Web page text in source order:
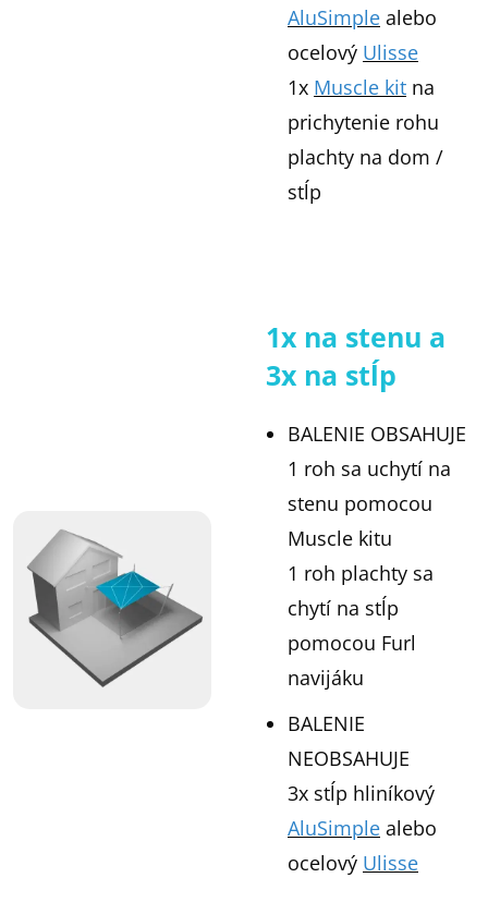
AluSimple alebo
ocelový Ulisse
1x Muscle kit na
prichytenie rohu
plachty na dom /
stĺp
1x na stenu a
3x na stĺp
BALENIE OBSAHUJE
1 roh sa uchytí na
stenu pomocou
Muscle kitu
1 roh plachty sa
chytí na stĺp
pomocou Furl
navijáku
BALENIE
NEOBSAHUJE
3x stĺp hliníkový
AluSimple alebo
ocelový Ulisse